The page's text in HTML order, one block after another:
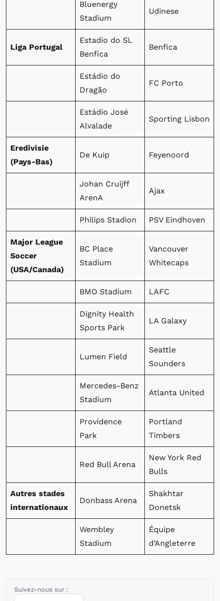
Bluenergy
Stadium
Udinese
Liga Portugal
Estadio do SL
Benfica
Benfica
Estádio do
Dragão
FC Porto
Estádio José
Alvalade
Sporting Lisbon
Eredivisie
(Pays-Bas)
De Kuip Feyenoord
Johan Cruijff
ArenA
Ajax
Philips Stadion PSV Eindhoven
Major League
Soccer
(USA/Canada)
BC Place
Stadium
Vancouver
Whitecaps
BMO Stadium LAFC
Dignity Health
Sports Park
LA Galaxy
Lumen Field
Seattle
Sounders
Mercedes-Benz
Stadium
Atlanta United
Providence
Park
Portland
Timbers
Red Bull Arena
New York Red
Bulls
Autres stades
internationaux
Donbass Arena
Shakhtar
Donetsk
Wembley
Stadium
Équipe
d’Angleterre
Suivez-nous sur :